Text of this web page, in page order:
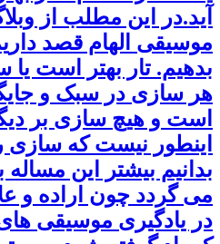
آید.در این مطلب از
موسیقی الهام قصد
بدهیم. تار بهتر است یا
هر سازی در سبک و
است و هیچ سازی بر
اینطور نیست که سازی
بدانیم بیشتر این
می گردد چون اراده و
در یادگیری موسیقی